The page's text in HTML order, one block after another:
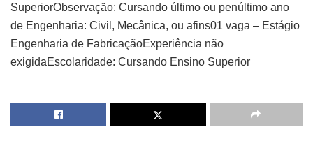
SuperiorObservação: Cursando último ou penúltimo ano
de Engenharia: Civil, Mecânica, ou afins01 vaga – Estágio
Engenharia de FabricaçãoExperiência não
exigidaEscolaridade: Cursando Ensino Superior